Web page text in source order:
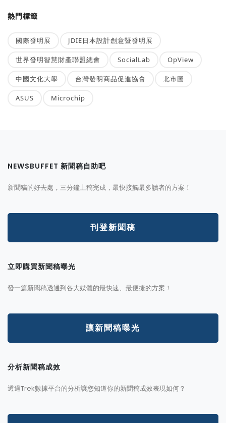
熱門標籤
國際發明展 JDIE日本設計創意暨發明展
世界發明智慧財產聯盟總會 SocialLab OpView
中國文化大學 台灣發明商品促進協會 北市圖
ASUS Microchip
NEWSBUFFET 新聞稿自助吧
新聞稿的好去處，三分鐘上稿完成，最快接觸最多讀者的方案！
刊登新聞稿
立即購買新聞稿曝光
發一篇新聞稿透通到各大媒體的最快速、最便捷的方案！
讓新聞稿曝光
分析新聞稿成效
透過Trek數據平台的分析讓您知道你的新聞稿成效表現如何？